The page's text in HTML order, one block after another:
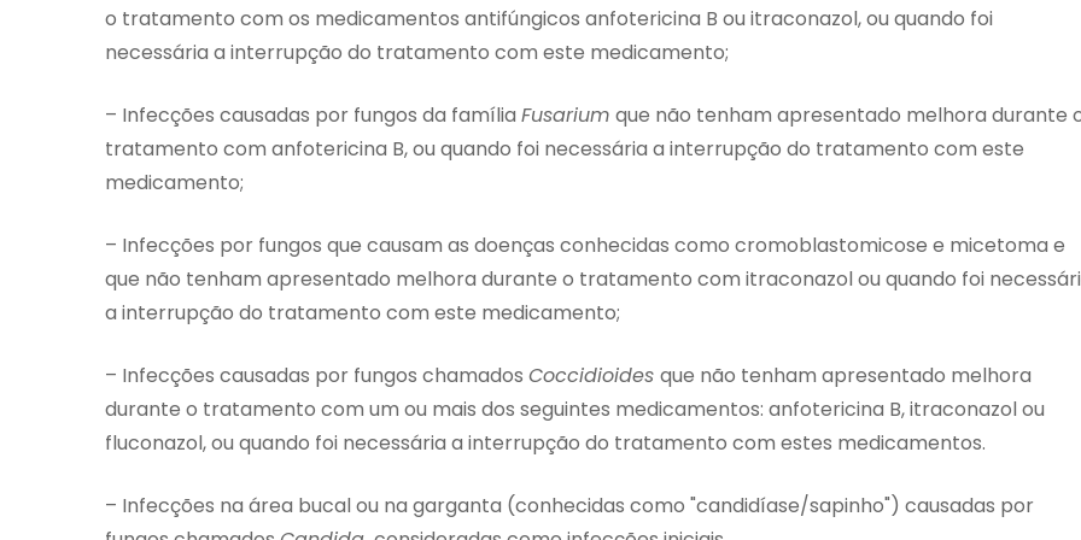
o tratamento com os medicamentos antifúngicos anfotericina B ou itraconazol, ou quando foi
necessária a interrupção do tratamento com este medicamento;
– Infecções causadas por fungos da família Fusarium que não tenham apresentado melhora durante
tratamento com anfotericina B, ou quando foi necessária a interrupção do tratamento com este
medicamento;
– Infecções por fungos que causam as doenças conhecidas como cromoblastomicose e micetoma e
que não tenham apresentado melhora durante o tratamento com itraconazol ou quando foi
a interrupção do tratamento com este medicamento;
– Infecções causadas por fungos chamados Coccidioides que não tenham apresentado melhora
durante o tratamento com um ou mais dos seguintes medicamentos: anfotericina B, itraconazol ou
fluconazol, ou quando foi necessária a interrupção do tratamento com estes medicamentos.
– Infecções na área bucal ou na garganta (conhecidas como "candidíase/sapinho") causadas por